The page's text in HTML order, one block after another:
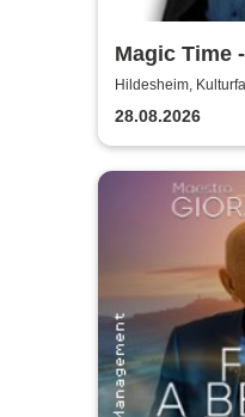
Magic Time
Löseke
Hildesheim,
28.08.2026